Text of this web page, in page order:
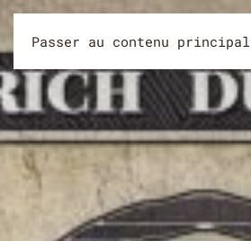
Passer au contenu principal